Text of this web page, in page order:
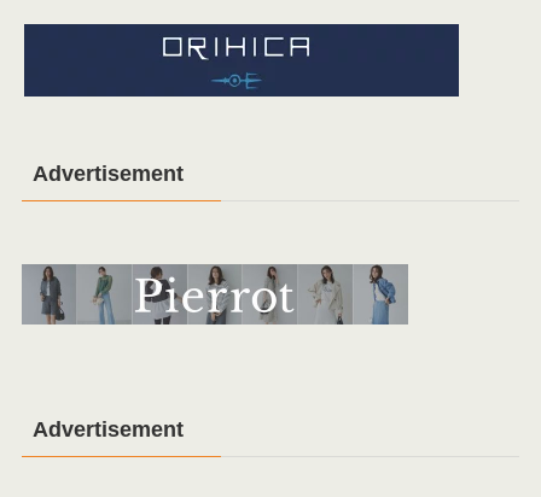
Advertisement
Advertisement